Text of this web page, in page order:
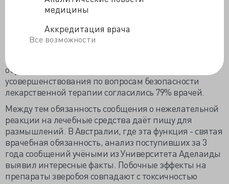
медицины
Аккредитация врача
Все возможности
препараты «off-label» - не по разрешённым
инструкцией показаниям 23% врачей, причём 40%
нарушений приходится на педиатрическую практику.
«заметут» и накажут. С необходимостью специальных
обучающих программ и циклов тематического
усовершенствования по вопросам безопасности
лекарственной терапии согласились 79% врачей.
Между тем обязанность сообщения о нежелательной
реакции на лечебные средства даёт пищу для
размышлений. В Австралии, где эта функция - святая
врачебная обязанность, анализ поступивших за 3
года сообщений учёными из Университета Аделаиды
выявил интересные факты. Побочные эффекты на
препараты зверобоя совпадают с токсичностью